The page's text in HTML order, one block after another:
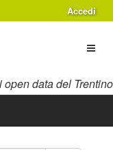
Accedi
data del Trentino